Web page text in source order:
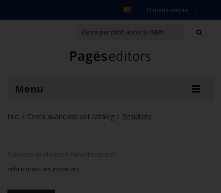
El meu compte
Menu
Inici / Cerca avançada del catàleg / Resultats
Subscriu-te al nostre Newsletter per
rebre totes les novetats